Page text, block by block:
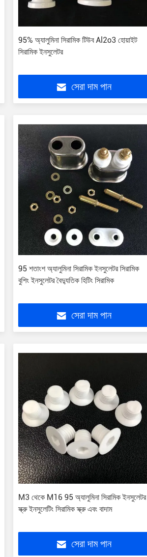
95% অ্যালুমিনা সিরামিক টিউব Al2o3 হোয়াইট
সিরামিক ইনসুলেটর
সেরা দাম পান
95 শতাংশ অ্যালুমিনা সিরামিক ইনসুলেটর সিরামিক
বুশিং ইনসুলেটর বৈদ্যুতিক হিটিং সিরামিক
সেরা দাম পান
M3 থেকে M16 95 অ্যালুমিনা সিরামিক ইনসুলেটর
স্ক্রু ইনসুলেটিং সিরামিক স্ক্রু এবং বাদাম
সেরা দাম পান